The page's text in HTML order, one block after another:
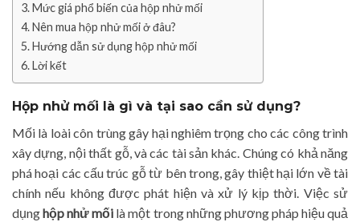
Mức giá phổ biến của hộp nhử mối
Nên mua hộp nhử mối ở đâu?
Hướng dẫn sử dụng hộp nhử mối
Lời kết
Hộp nhử mối là gì và tại sao cần sử dụng?
Mối là loài côn trùng gây hại nghiêm trọng cho các công trình
xây dựng, nội thất gỗ, và các tài sản khác. Chúng có khả năng
phá hoại các cấu trúc gỗ từ bên trong, gây thiệt hại lớn về tài
chính nếu không được phát hiện và xử lý kịp thời. Việc sử
dụnghộp nhử mối là một trong những phương pháp hiệu quả